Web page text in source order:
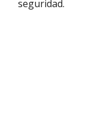
seguridad.